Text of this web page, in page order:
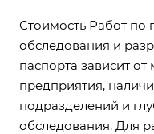
Стоимость Работ по
обследования и
паспорта зависит
предприятия,
подразделений и
обследования. Для